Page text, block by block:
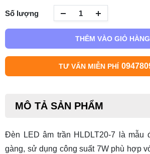
Số lượng
THÊM VÀO GIỎ HÀNG
TƯ VẤN MIỄN PHÍ
MÔ TẢ SẢN PHẨM
Đèn LED âm trần HLDLT20-7 là mẫu
gàng, sử dụng công suất 7W phù hợp